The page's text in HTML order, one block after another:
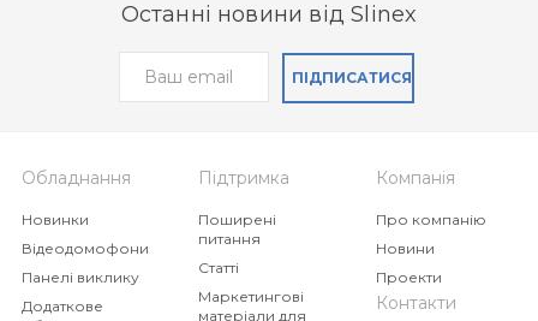
Останні новини від Slinex
ПІДПИСАТИСЯ
Обладнання
Новинки
Відеодомофони
Панелі виклику
Додаткове
Підтримка
Поширені
питання
Статті
Маркетингові
матеріали для
Компанія
Про компанію
Новини
Проекти
Контакти